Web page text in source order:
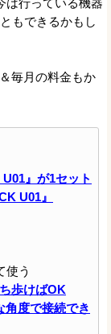
もできるかもし
＆毎月の料金もか
』が1セット
U01』
使う
歩けばOK
角度で接続でき